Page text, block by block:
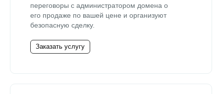
переговоры с администратором домена о
его продаже по вашей цене и организуют
безопасную сделку.
Заказать услугу